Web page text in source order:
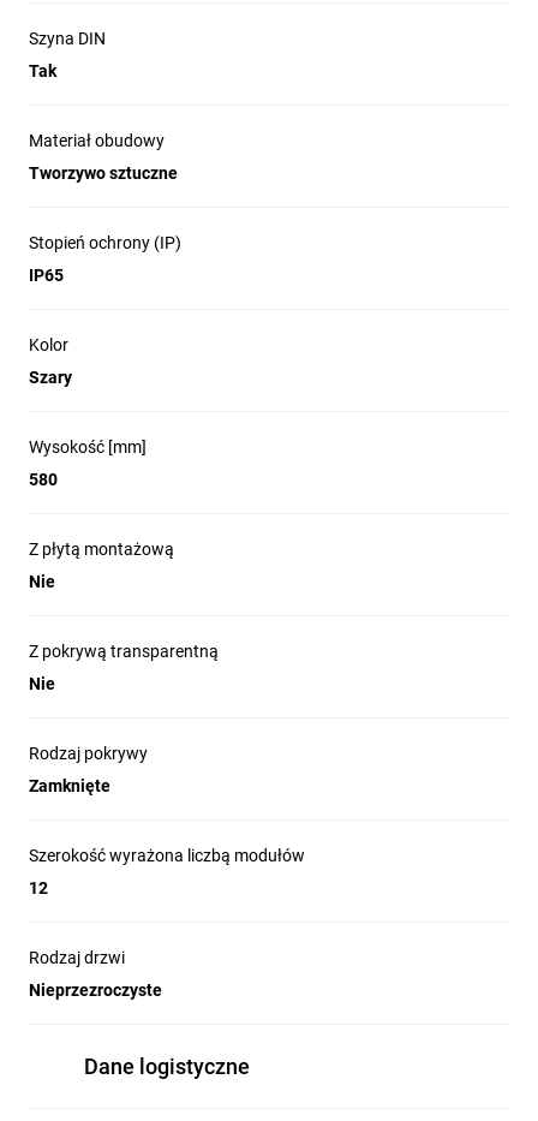
Szyna DIN
Tak
Materiał obudowy
Tworzywo sztuczne
Stopień ochrony (IP)
IP65
Kolor
Szary
Wysokość [mm]
580
Z płytą montażową
Nie
Z pokrywą transparentną
Nie
Rodzaj pokrywy
Zamknięte
Szerokość wyrażona liczbą modułów
12
Rodzaj drzwi
Nieprzezroczyste
Dane logistyczne